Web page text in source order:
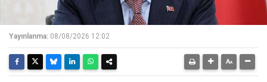
Yayınlanma: 08/08/2026 12:02